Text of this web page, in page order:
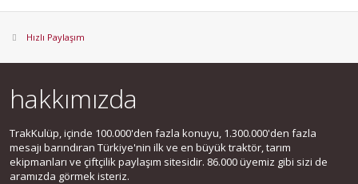
Hızlı Paylaşım
hakkımızda
TrakKulüp, içinde 100.000'den fazla konuyu, 1.300.000'den fazla
mesajı barındıran Türkiye'nin ilk ve en büyük traktör, tarım
ekipmanları ve çiftçilik paylaşım sitesidir. 86.000 üyemiz gibi sizi de
aramızda görmek isteriz.